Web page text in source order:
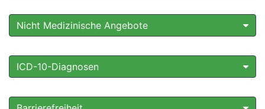
Nicht Medizinische Angebote
ICD-10-Diagnosen